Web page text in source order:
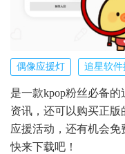
偶像应援灯 追星软件
是一款kpop粉丝必备
资讯，还可以购买正版
应援活动，还有机会免
快来下载吧！